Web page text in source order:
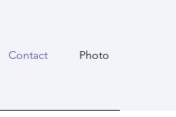
Contact Photo